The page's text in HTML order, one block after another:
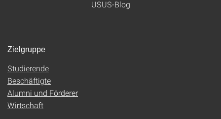
USUS-Blog
Zielgruppe
Studierende
Beschäftigte
Alumni und Förderer
Wirtschaft